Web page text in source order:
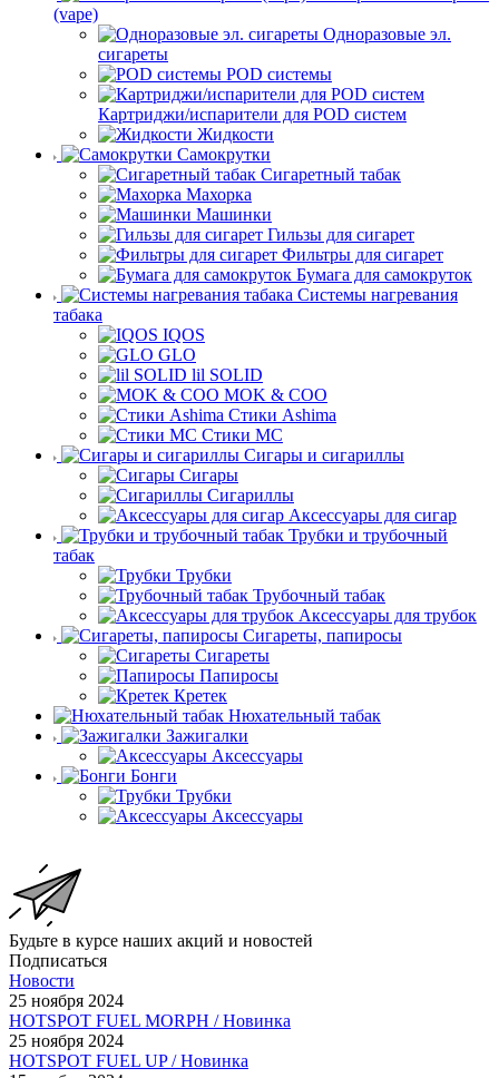
(vape)
Одноразовые эл.
сигареты
POD системы
Картриджи/испарители для POD систем
Жидкости
Самокрутки
Сигаретный табак
Махорка
Машинки
Гильзы для сигарет
Фильтры для сигарет
Бумага для самокруток
Системы нагревания
табака
IQOS
GLO
lil SOLID
MOK & COO
Стики Ashima
Стики MC
Сигары и сигариллы
Сигары
Сигариллы
Аксессуары для сигар
Трубки и трубочный
табак
Трубки
Трубочный табак
Аксессуары для трубок
Сигареты, папиросы
Сигареты
Папиросы
Кретек
Нюхательный табак
Зажигалки
Аксессуары
Бонги
Трубки
Аксессуары
Будьте в курсе наших акций и новостей
Подписаться
Новости
25 ноября 2024
HOTSPOT FUEL MORPH / Новинка
25 ноября 2024
HOTSPOT FUEL UP / Новинка